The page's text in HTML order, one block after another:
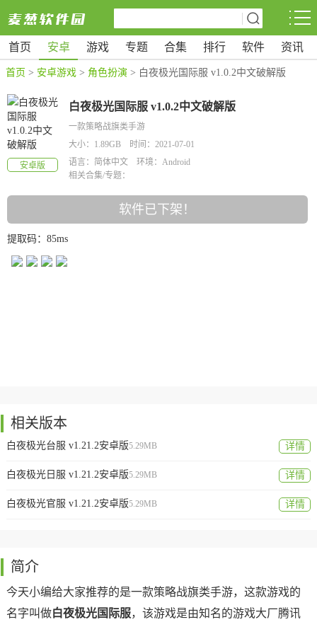
首页 安卓 游戏 专题 合集 排行 软件 资讯
首页 > 安卓游戏 > 角色扮演 > 白夜极光国际服 v1.0.2中文破解版
安卓版
白夜极光国际服 v1.0.2中文破解版
一款策略战旗类手游
大小：1.89GB 时间：2021-07-01
语言：简体中文 环境：Android
相关合集/专题：
软件已下架！
提取码：85ms
相关版本
白夜极光台服 v1.21.2安卓版5.29MB 详情
白夜极光日服 v1.21.2安卓版5.29MB 详情
白夜极光官服 v1.21.2安卓版5.29MB 详情
简介
今天小编给大家推荐的是一款策略战旗类手游，这款游戏的
名字叫做白夜极光国际服，该游戏是由知名的游戏大厂腾讯